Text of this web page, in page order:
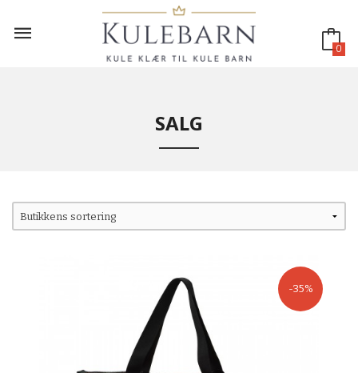
innholdet
0
SALG
-35%